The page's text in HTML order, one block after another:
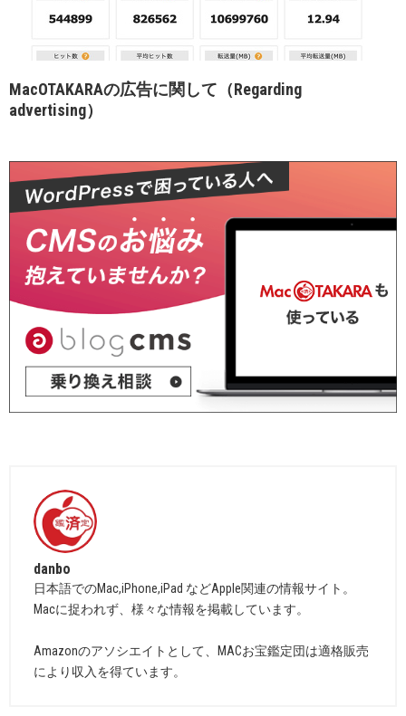
MacOTAKARAの広告に関して（Regarding
advertising）
danbo
日本語でのMac,iPhone,iPad などApple関連の情報サイト。
Macに捉われず、様々な情報を掲載しています。
Amazonのアソシエイトとして、MACお宝鑑定団は適格販売
により収入を得ています。